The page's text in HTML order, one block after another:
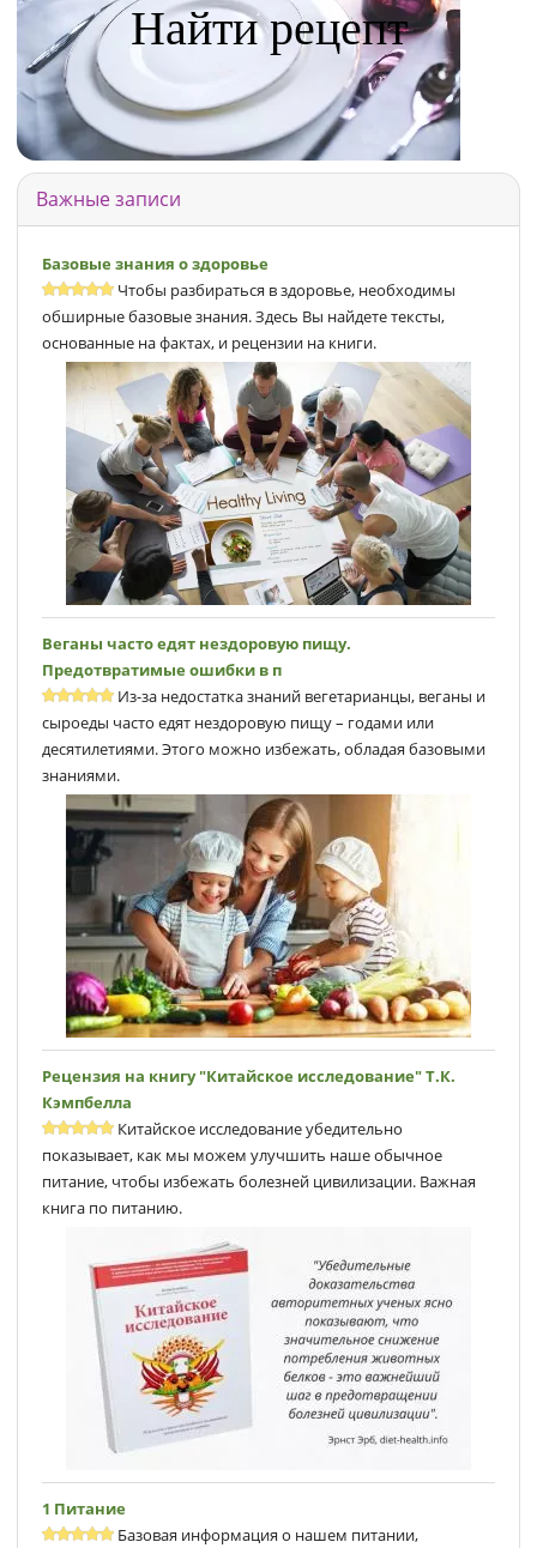
Найти рецепт
Важные записи
Базовые знания о здоровье
Чтобы разбираться в здоровье, необходимы
обширные базовые знания. Здесь Вы найдете тексты,
основанные на фактах, и рецензии на книги.
Веганы часто едят нездоровую пищу.
Предотвратимые ошибки в п
Из-за недостатка знаний вегетарианцы, веганы и
сыроеды часто едят нездоровую пищу – годами или
десятилетиями. Этого можно избежать, обладая базовыми
знаниями.
Рецензия на книгу "Китайское исследование" Т.К.
Кэмпбеллa
Китайское исследование убедительно
показывает, как мы можем улучшить наше обычное
питание, чтобы избежать болезней цивилизации. Важная
книга по питанию.
1 Питание
Базовая информация о нашем питании,